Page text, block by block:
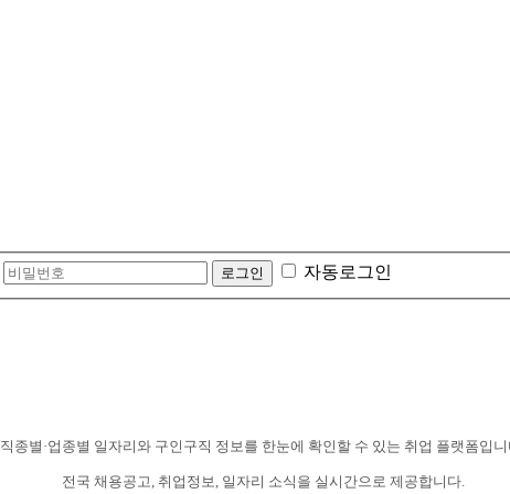
자동로그인
직종별·업종별 일자리와 구인구직 정보를 한눈에 확인할 수 있는 취업 플랫폼입
전국 채용공고, 취업정보, 일자리 소식을 실시간으로 제공합니다.